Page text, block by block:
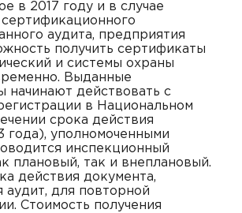
в 2017 году и в случае
аудита, предприятия
получить сертификаты
и системы охраны
Выданные
начинают действовать с
в Национальном
срока действия
года), уполномоченными
инспекционный
плановый, так и внеплановый.
действия документа,
аудит, для повторной
Стоимость получения